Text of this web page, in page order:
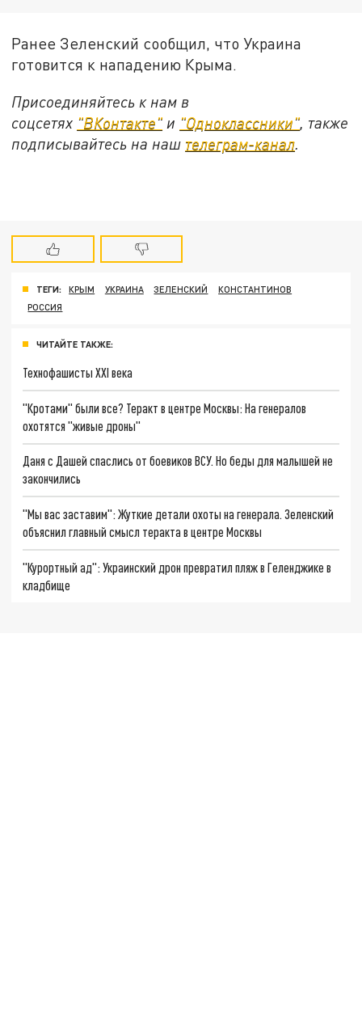
Ранее Зеленский сообщил, что Украина
готовится к нападению Крыма.
Присоединяйтесь к нам в
соцсетях "ВКонтакте" и "Одноклассники", также
подписывайтесь на наш телеграм-канал.
ТЕГИ: КРЫМ УКРАИНА ЗЕЛЕНСКИЙ
КОНСТАНТИНОВ
РОССИЯ
ЧИТАЙТЕ ТАКЖЕ:
Технофашисты XXI века
"Кротами" были все? Теракт в центре Москвы: На генералов
охотятся "живые дроны"
Даня с Дашей спаслись от боевиков ВСУ. Но беды для малышей не
закончились
"Мы вас заставим": Жуткие детали охоты на генерала. Зеленский
объяснил главный смысл теракта в центре Москвы
"Курортный ад": Украинский дрон превратил пляж в Геленджике в
кладбище